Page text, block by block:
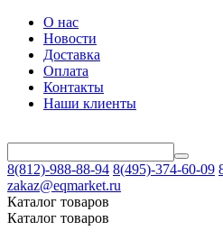
О нас
Новости
Доставка
Оплата
Контакты
Наши клиенты
8(812)-988-88-94 8(495)-374-60-09
zakaz@eqmarket.ru
Каталог товаров
Каталог товаров